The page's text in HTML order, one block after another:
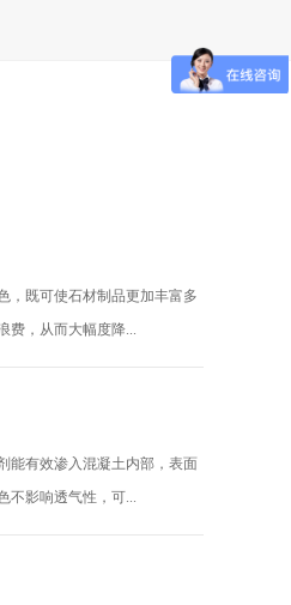
，既可使石材制品更加丰富多
费，从而大幅度降...
能有效渗入混凝土内部，表面
不影响透气性，可...